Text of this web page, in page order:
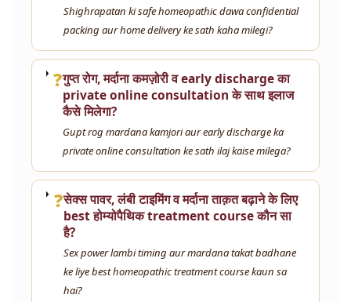
Shighrapatan ki safe homeopathic dawa confidential
packing aur home delivery ke sath kaha milegi?
❓गुप्त रोग, मर्दाना कमज़ोरी व early discharge का
private online consultation के साथ इलाज
कैसे मिलेगा?
Gupt rog mardana kamjori aur early discharge ka
private online consultation ke sath ilaj kaise milega?
❓सेक्स पावर, लंबी टाइमिंग व मर्दाना ताक़त बढ़ाने के लिए
best होम्योपैथिक treatment course कौन सा
है?
Sex power lambi timing aur mardana takat badhane
ke liye best homeopathic treatment course kaun sa
hai?